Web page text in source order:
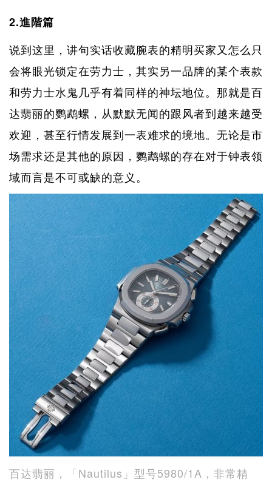
2.進階篇
说到这里，讲句实话收藏腕表的精明买家又怎么只
会将眼光锁定在劳力士，其实另一品牌的某个表款
和劳力士水鬼几乎有着同样的神坛地位。那就是百
达翡丽的鹦鹉螺，从默默无闻的跟风者到越来越受
欢迎，甚至行情发展到一表难求的境地。无论是市
场需求还是其他的原因，鹦鹉螺的存在对于钟表领
域而言是不可或缺的意义。
百达翡丽，「Nautilus」型号5980/1A，非常精